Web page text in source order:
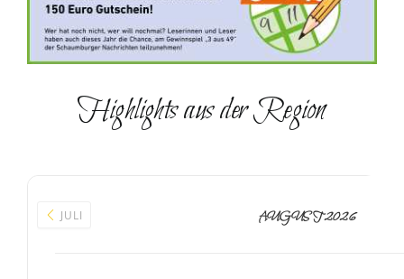
Highlights aus der Region
JULI AUGUST 2026